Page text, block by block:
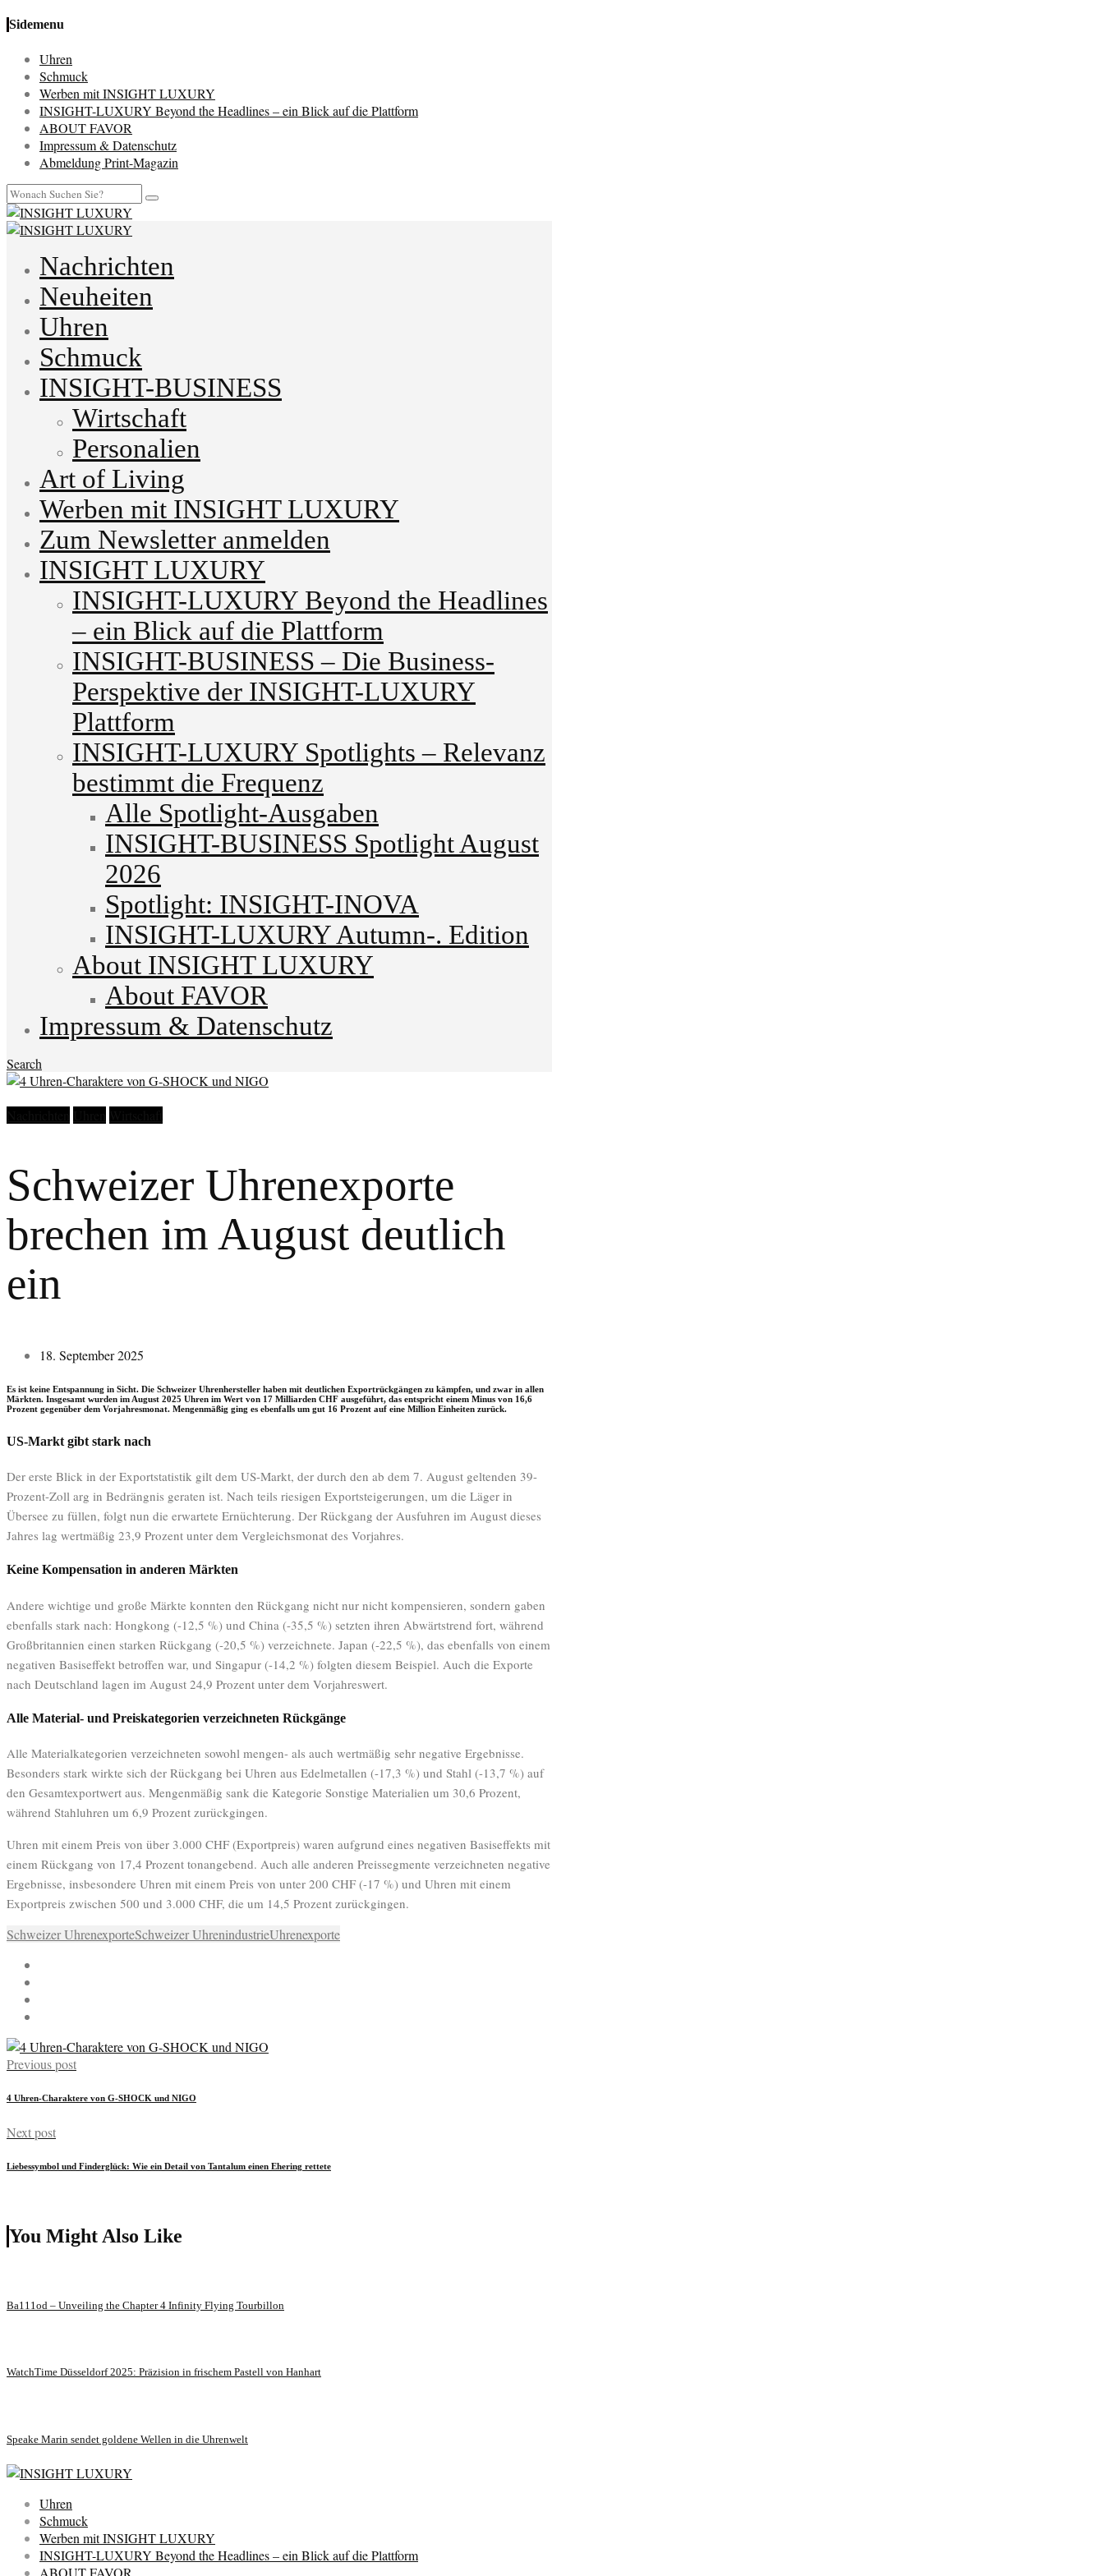
Sidemenu
Uhren
Schmuck
Werben mit INSIGHT LUXURY
INSIGHT-LUXURY Beyond the Headlines – ein Blick auf die Plattform
ABOUT FAVOR
Impressum & Datenschutz
Abmeldung Print-Magazin
Nachrichten
Neuheiten
Uhren
Schmuck
INSIGHT-BUSINESS
Wirtschaft
Personalien
Art of Living
Werben mit INSIGHT LUXURY
Zum Newsletter anmelden
INSIGHT LUXURY
INSIGHT-LUXURY Beyond the Headlines
– ein Blick auf die Plattform
INSIGHT-BUSINESS – Die Business-
Perspektive der INSIGHT-LUXURY
Plattform
INSIGHT-LUXURY Spotlights – Relevanz
bestimmt die Frequenz
Alle Spotlight-Ausgaben
INSIGHT-BUSINESS Spotlight August
2026
Spotlight: INSIGHT-INOVA
INSIGHT-LUXURY Autumn-. Edition
About INSIGHT LUXURY
About FAVOR
Impressum & Datenschutz
Search
Schweizer Uhrenexporte
brechen im August deutlich
ein
18. September 2025
Es ist keine Entspannung in Sicht. Die Schweizer Uhrenhersteller haben mit deutlichen Exportrückgängen zu kämpfen, und zwar in allen
Märkten. Insgesamt wurden im August 2025 Uhren im Wert von 17 Milliarden CHF ausgeführt, das entspricht einem Minus von 16,6
Prozent gegenüber dem Vorjahresmonat. Mengenmäßig ging es ebenfalls um gut 16 Prozent auf eine Million Einheiten zurück.
US-Markt gibt stark nach
Der erste Blick in der Exportstatistik gilt dem US-Markt, der durch den ab dem 7. August geltenden 39-
Prozent-Zoll arg in Bedrängnis geraten ist. Nach teils riesigen Exportsteigerungen, um die Läger in
Übersee zu füllen, folgt nun die erwartete Ernüchterung. Der Rückgang der Ausfuhren im August dieses
Jahres lag wertmäßig 23,9 Prozent unter dem Vergleichsmonat des Vorjahres.
Keine Kompensation in anderen Märkten
Andere wichtige und große Märkte konnten den Rückgang nicht nur nicht kompensieren, sondern gaben
ebenfalls stark nach: Hongkong (-12,5 %) und China (-35,5 %) setzten ihren Abwärtstrend fort, während
Großbritannien einen starken Rückgang (-20,5 %) verzeichnete. Japan (-22,5 %), das ebenfalls von einem
negativen Basiseffekt betroffen war, und Singapur (-14,2 %) folgten diesem Beispiel. Auch die Exporte
nach Deutschland lagen im August 24,9 Prozent unter dem Vorjahreswert.
Alle Material- und Preiskategorien verzeichneten Rückgänge
Alle Materialkategorien verzeichneten sowohl mengen- als auch wertmäßig sehr negative Ergebnisse.
Besonders stark wirkte sich der Rückgang bei Uhren aus Edelmetallen (-17,3 %) und Stahl (-13,7 %) auf
den Gesamtexportwert aus. Mengenmäßig sank die Kategorie Sonstige Materialien um 30,6 Prozent,
während Stahluhren um 6,9 Prozent zurückgingen.
Uhren mit einem Preis von über 3.000 CHF (Exportpreis) waren aufgrund eines negativen Basiseffekts mit
einem Rückgang von 17,4 Prozent tonangebend. Auch alle anderen Preissegmente verzeichneten negative
Ergebnisse, insbesondere Uhren mit einem Preis von unter 200 CHF (-17 %) und Uhren mit einem
Exportpreis zwischen 500 und 3.000 CHF, die um 14,5 Prozent zurückgingen.
Schweizer UhrenexporteSchweizer UhrenindustrieUhrenexporte
Previous post
4 Uhren-Charaktere von G-SHOCK und NIGO
Next post
Liebessymbol und Finderglück: Wie ein Detail von Tantalum einen Ehering rettete
You Might Also Like
Ba111od – Unveiling the Chapter 4 Infinity Flying Tourbillon
WatchTime Düsseldorf 2025: Präzision in frischem Pastell von Hanhart
Speake Marin sendet goldene Wellen in die Uhrenwelt
Uhren
Schmuck
Werben mit INSIGHT LUXURY
INSIGHT-LUXURY Beyond the Headlines – ein Blick auf die Plattform
ABOUT FAVOR